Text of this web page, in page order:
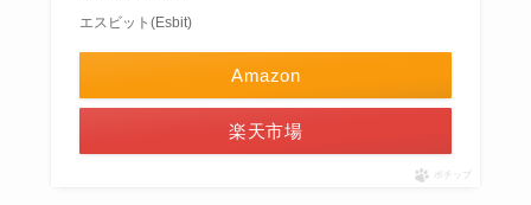
エスビット(Esbit)
Amazon
楽天市場
ポチップ